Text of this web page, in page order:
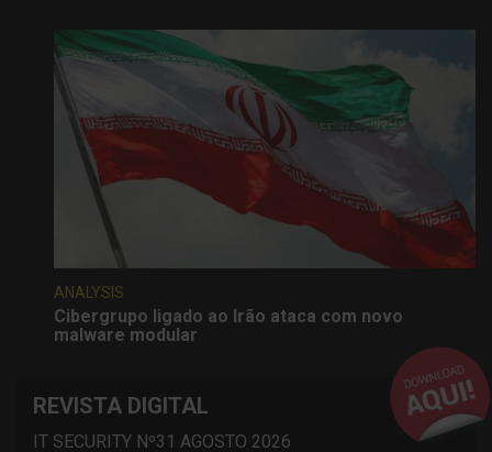
ANALYSIS
Cibergrupo ligado ao Irão ataca com novo
malware modular
REVISTA DIGITAL
IT SECURITY Nº31 AGOSTO 2026